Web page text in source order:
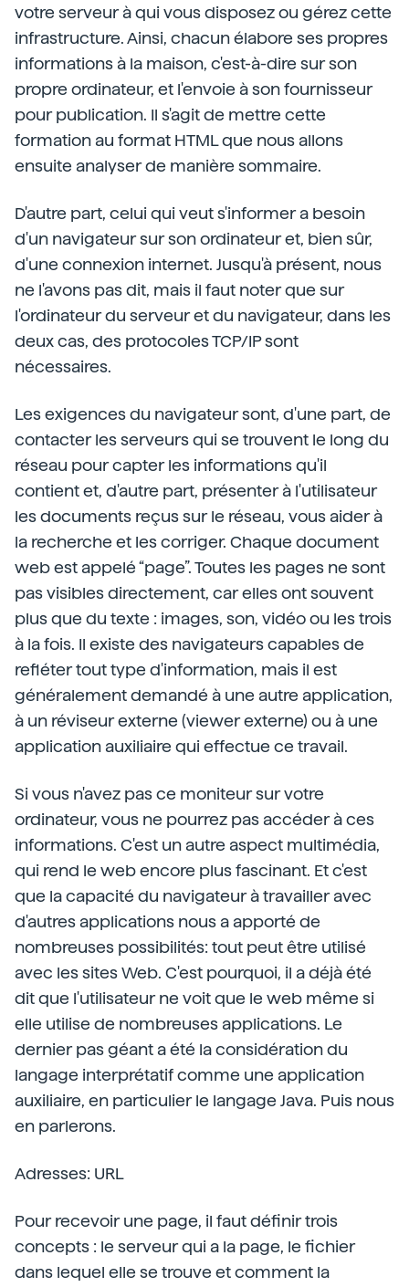
votre serveur à qui vous disposez ou gérez cette
infrastructure. Ainsi, chacun élabore ses propres
informations à la maison, c'est-à-dire sur son
propre ordinateur, et l'envoie à son fournisseur
pour publication. Il s'agit de mettre cette
formation au format HTML que nous allons
ensuite analyser de manière sommaire.
D'autre part, celui qui veut s'informer a besoin
d'un navigateur sur son ordinateur et, bien sûr,
d'une connexion internet. Jusqu'à présent, nous
ne l'avons pas dit, mais il faut noter que sur
l'ordinateur du serveur et du navigateur, dans les
deux cas, des protocoles TCP/IP sont
nécessaires.
Les exigences du navigateur sont, d'une part, de
contacter les serveurs qui se trouvent le long du
réseau pour capter les informations qu'il
contient et, d'autre part, présenter à l'utilisateur
les documents reçus sur le réseau, vous aider à
la recherche et les corriger. Chaque document
web est appelé “page”. Toutes les pages ne sont
pas visibles directement, car elles ont souvent
plus que du texte : images, son, vidéo ou les trois
à la fois. Il existe des navigateurs capables de
refléter tout type d'information, mais il est
généralement demandé à une autre application,
à un réviseur externe (viewer externe) ou à une
application auxiliaire qui effectue ce travail.
Si vous n'avez pas ce moniteur sur votre
ordinateur, vous ne pourrez pas accéder à ces
informations. C'est un autre aspect multimédia,
qui rend le web encore plus fascinant. Et c'est
que la capacité du navigateur à travailler avec
d'autres applications nous a apporté de
nombreuses possibilités: tout peut être utilisé
avec les sites Web. C'est pourquoi, il a déjà été
dit que l'utilisateur ne voit que le web même si
elle utilise de nombreuses applications. Le
dernier pas géant a été la considération du
langage interprétatif comme une application
auxiliaire, en particulier le langage Java. Puis nous
en parlerons.
Adresses: URL
Pour recevoir une page, il faut définir trois
concepts : le serveur qui a la page, le fichier
dans lequel elle se trouve et comment la